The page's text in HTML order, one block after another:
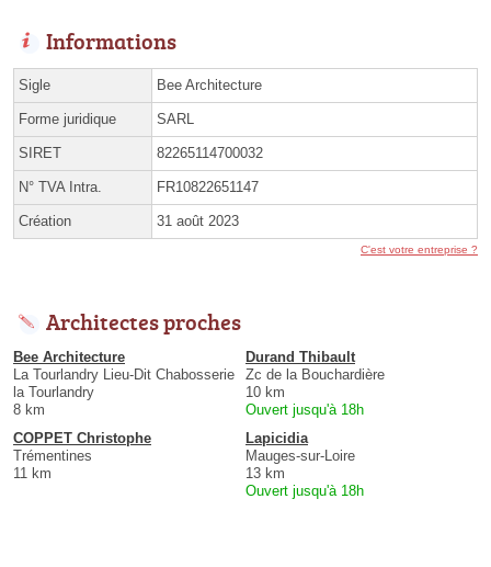
Informations
Sigle Bee Architecture
Forme juridique SARL
SIRET 82265114700032
N° TVA Intra. FR10822651147
Création 31 août 2023
C'est votre entreprise ?
Architectes proches
Bee Architecture
La Tourlandry Lieu-Dit Chabosserie
la Tourlandry
8 km
Durand Thibault
Zc de la Bouchardière
10 km
Ouvert jusqu'à 18h
COPPET Christophe
Trémentines
11 km
Lapicidia
Mauges-sur-Loire
13 km
Ouvert jusqu'à 18h